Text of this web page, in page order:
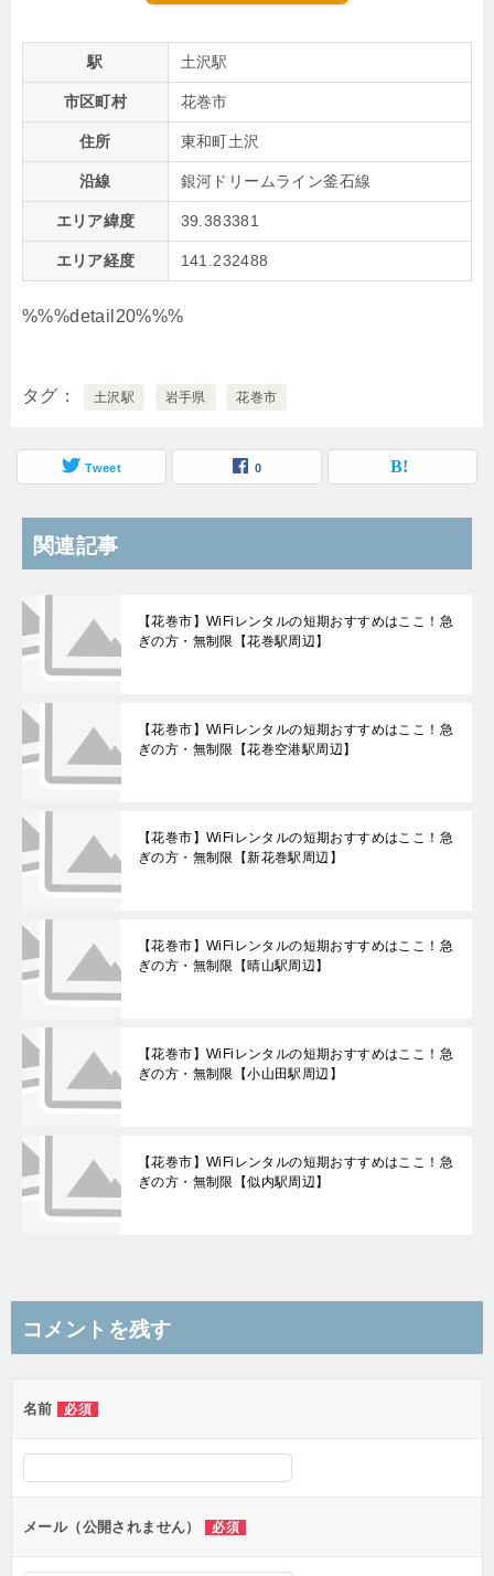
駅 土沢駅
市区町村 花巻市
住所 東和町土沢
沿線 銀河ドリームライン釜石線
エリア緯度 39.383381
エリア経度 141.232488
%%%detail20%%%
タグ 土沢駅 岩手県 花巻市
Tweet 0
関連記事
【花巻市】WiFiレンタルの短期おすすめはここ！急
ぎの方・無制限【花巻駅周辺】
【花巻市】WiFiレンタルの短期おすすめはここ！急
ぎの方・無制限【花巻空港駅周辺】
【花巻市】WiFiレンタルの短期おすすめはここ！急
ぎの方・無制限【新花巻駅周辺】
【花巻市】WiFiレンタルの短期おすすめはここ！急
ぎの方・無制限【晴山駅周辺】
【花巻市】WiFiレンタルの短期おすすめはここ！急
ぎの方・無制限【小山田駅周辺】
【花巻市】WiFiレンタルの短期おすすめはここ！急
ぎの方・無制限【似内駅周辺】
コメントを残す
名前 必須
メール（公開されません） 必須